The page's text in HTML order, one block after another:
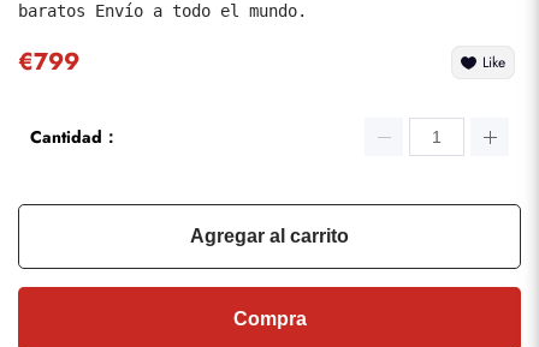
baratos Envío a todo el mundo.
€799 Like
Cantidad：
Agregar al carrito
Compra